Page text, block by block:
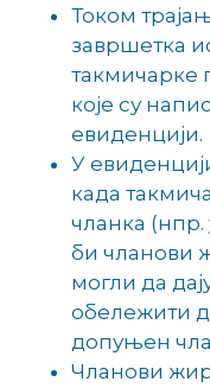
Током
завршетка
такмичарке
које су
евиденцији.
У
када
чланка
би чланови
могли да
обележити
допуњен
Чланови